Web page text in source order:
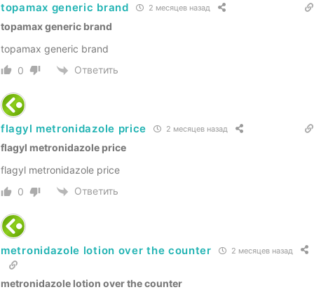
topamax generic brand 2 месяцев назад
topamax generic brand
topamax generic brand
0
Ответить
flagyl metronidazole price 2 месяцев назад
flagyl metronidazole price
flagyl metronidazole price
0
Ответить
metronidazole lotion over the counter 2 месяцев назад
metronidazole lotion over the counter